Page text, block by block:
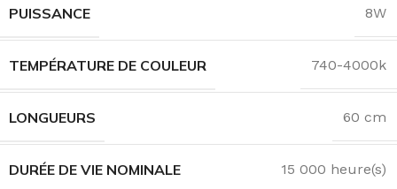
PUISSANCE 8W
TEMPÉRATURE DE COULEUR 740-4000k
LONGUEURS 60 cm
DURÉE DE VIE NOMINALE 15 000 heure(s)